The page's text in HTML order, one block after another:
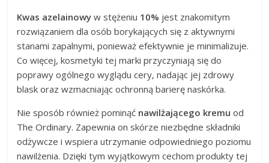
Kwas azelainowy w stężeniu 10% jest znakomitym
rozwiązaniem dla osób borykających się z aktywnymi
stanami zapalnymi, ponieważ efektywnie je minimalizuje.
Co więcej, kosmetyki tej marki przyczyniają się do
poprawy ogólnego wyglądu cery, nadając jej zdrowy
blask oraz wzmacniając ochronną barierę naskórka.
Nie sposób również pominąć nawilżającego kremu od
The Ordinary. Zapewnia on skórze niezbędne składniki
odżywcze i wspiera utrzymanie odpowiedniego poziomu
nawilżenia. Dzięki tym wyjątkowym cechom produkty tej